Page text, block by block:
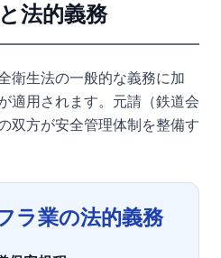
法的義務
衛生法の一般的な義務に加
適用されます。元請（鉄道会
双方が安全管理体制を整備す
ラ業の法的義務